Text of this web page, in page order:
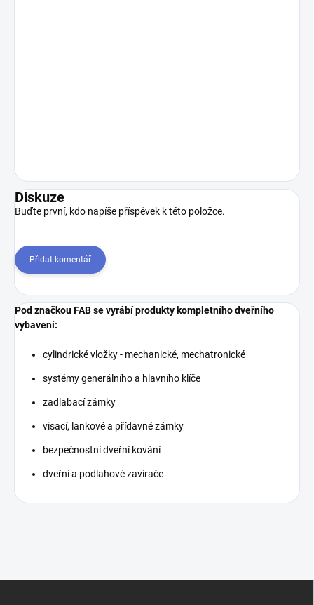
Diskuze
Buďte první, kdo napíše příspěvek k této položce.
Přidat komentář
Pod značkou FAB se vyrábí produkty kompletního dveřního
vybavení:
cylindrické vložky - mechanické, mechatronické
systémy generálního a hlavního klíče
zadlabací zámky
visací, lankové a přídavné zámky
bezpečnostní dveřní kování
dveřní a podlahové zavírače